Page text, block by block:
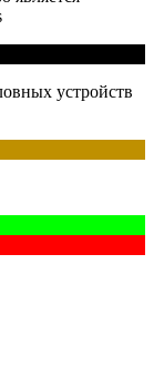
устройств